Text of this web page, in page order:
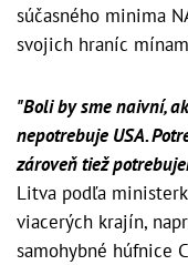
súčasného minima
svojich hraníc
"Boli by sme naivní,
nepotrebuje USA.
zároveň tiež
Litva podľa
viacerých krajín,
samohybné húfnice